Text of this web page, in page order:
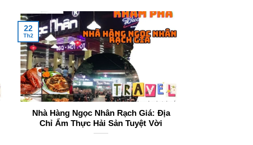
Nhà Hàng Ngọc Nhân Rạch Giá: Địa
Chỉ Ẩm Thực Hải Sản Tuyệt Vời
22
Th2